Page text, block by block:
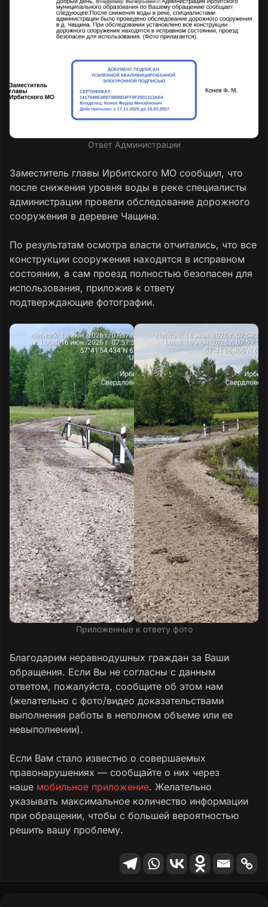
Ответ Администрации
Заместитель главы Ирбитского МО сообщил, что
после снижения уровня воды в реке специалисты
администрации провели обследование дорожного
сооружения в деревне Чащина.
По результатам осмотра власти отчитались, что все
конструкции сооружения находятся в исправном
состоянии, а сам проезд полностью безопасен для
использования, приложив к ответу
подтверждающие фотографии.
Приложенные к ответу фото
Благодарим неравнодушных граждан за Ваши
обращения. Если Вы не согласны с данным
ответом, пожалуйста, сообщите об этом нам
(желательно с фото/видео доказательствами
выполнения работы в неполном объеме или ее
невыполнении).
Если Вам стало известно о совершаемых
правонарушениях — сообщайте о них через
наше мобильное приложение. Желательно
указывать максимальное количество информации
при обращении, чтобы с большей вероятностью
решить вашу проблему.